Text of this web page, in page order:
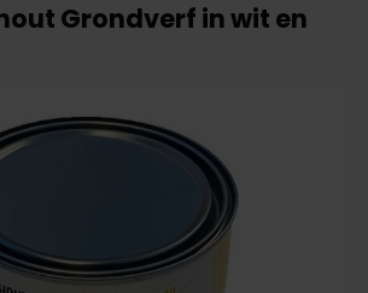
Grondverf in wit en